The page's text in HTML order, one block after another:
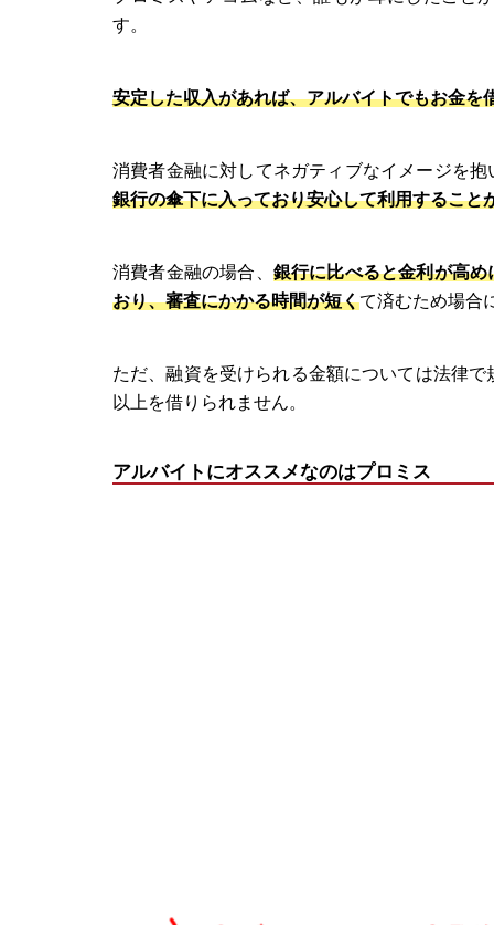
す。
安定した収入があれば、アルバイトでもお金を
消費者金融に対してネガティブなイメージを
銀行の傘下に入っており安心して利用すること
消費者金融の場合、 銀行に比べると金利が高
おり、審査にかかる時間が短くて済むため場合
ただ、融資を受けられる金額については法律
以上を借りられません。
アルバイトにオススメなのはプロミス